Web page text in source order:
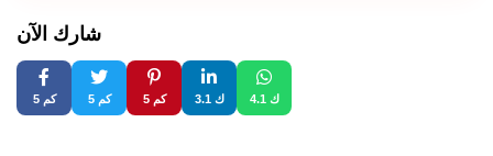
شارك الآن
5 كم 5 كم 5 كم 3.1 ك 4.1 ك